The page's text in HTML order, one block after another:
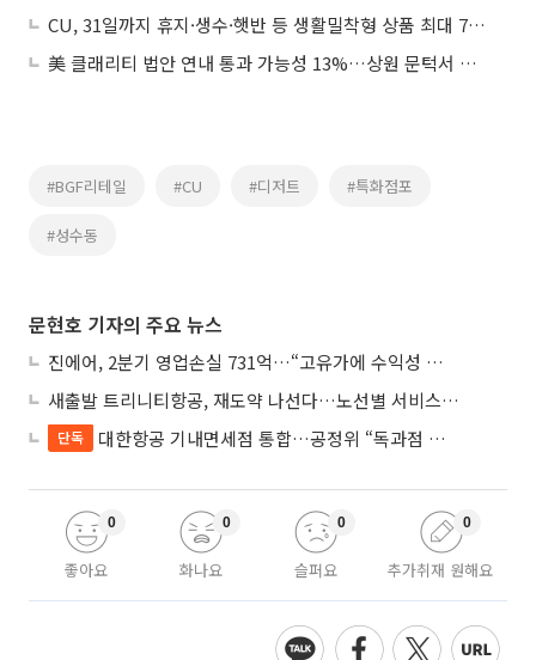
CU, 31일까지 휴지·생수·햇반 등 생활밀착형 상품 최대 75% 할인
美 클래리티 법안 연내 통과 가능성 13%…상원 문턱서 제동
#BGF리테일 #CU #디저트 #특화점포
#성수동
문현호 기자의 주요 뉴스
진에어, 2분기 영업손실 731억…“고유가에 수익성 악화”
새출발 트리니티항공, 재도약 나선다…노선별 서비스 차별화
단독 대한항공 기내면세점 통합…공정위 “독과점 여부 따진다”
좋아요
0
화나요
0
슬퍼요
0
추가취재 원해요
0